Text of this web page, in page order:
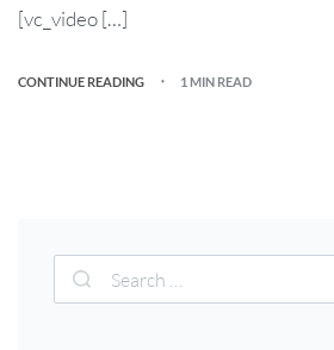
[vc_video […]
CONTINUE READING 1 MIN READ